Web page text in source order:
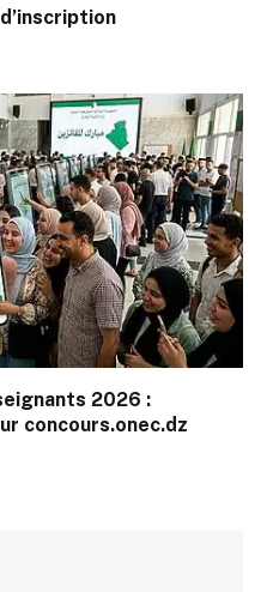
2026 :
concours.onec.dz